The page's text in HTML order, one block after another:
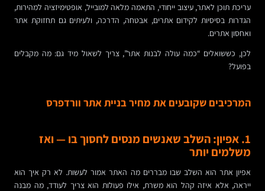
עריכת תוכן לאתר, עיצוב ייחודי, התאמה מלאה למובייל, אופטימיזציה למהירות,
הגדרות בסיסיות לקידום אתרים, אבטחה, הדרכה, ולעיתים גם תחזוקת אתר
ואחסון אתרים.
לכן, כששואלים “כמה עולה לבנות אתר”, צריך לשאול מיד גם: מה מקבלים
בפועל?
המרכיבים שקובעים את מחיר בניית אתר וורדפרס
1. אפיון: השלב שאנשים מנסים לחסוך בו — ואז
משלמים יותר
אפיון אתר הוא השלב שבו מבררים מה האתר אמור לעשות. לא רק איך הוא
ייראה, אלא איזה קהל הוא משרת, אילו פעולות הוא צריך לעודד, מה מבנה